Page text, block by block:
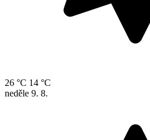
26 °C 14 °C
neděle 9. 8.